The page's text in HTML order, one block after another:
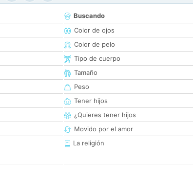
Buscando
Color de ojos
Color de pelo
Tipo de cuerpo
Tamaño
Peso
Tener hijos
¿Quieres tener hijos
Movido por el amor
La religión